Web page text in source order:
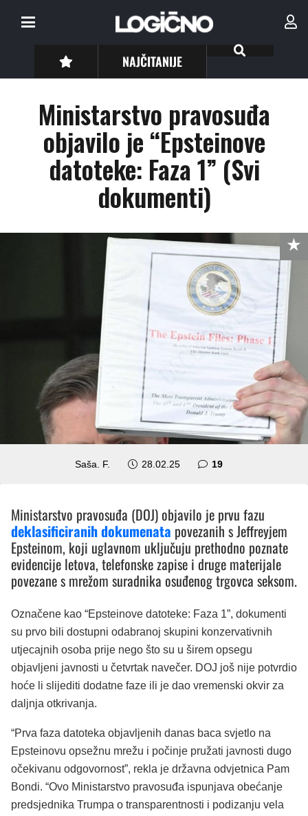
NAJČITANIJE
Ministarstvo pravosuđa
objavilo je “Epsteinove
datoteke: Faza 1” (Svi
dokumenti)
Saša. F. 28.02.25 19komentara
Ministarstvo pravosuđa (DOJ) objavilo je prvu fazu
deklasificiranih dokumenata povezanih s Jeffreyjem
Epsteinom, koji uglavnom uključuju prethodno poznate
evidencije letova, telefonske zapise i druge materijale
povezane s mrežom suradnika osuđenog trgovca seksom.
Označene kao “Epsteinove datoteke: Faza 1”, dokumenti
su prvo bili dostupni odabranoj skupini konzervativnih
utjecajnih osoba prije nego što su u širem opsegu
objavljeni javnosti u četvrtak navečer. DOJ još nije potvrdio
hoće li slijediti dodatne faze ili je dao vremenski okvir za
daljnja otkrivanja.
“Prva faza datoteka objavljenih danas baca svjetlo na
Epsteinovu opsežnu mrežu i počinje pružati javnosti dugo
očekivanu odgovornost”, rekla je državna odvjetnica Pam
Bondi. “Ovo Ministarstvo pravosuđa ispunjava obećanje
predsjednika Trumpa o transparentnosti i podizanju vela